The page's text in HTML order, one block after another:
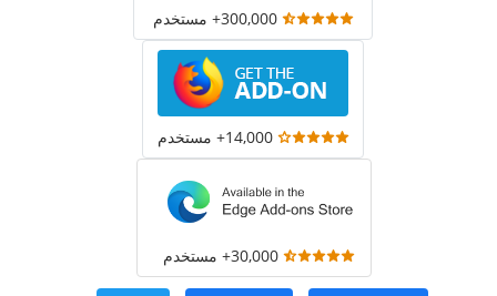
300,000+ مستخدم
14,000+ مستخدم
30,000+ مستخدم